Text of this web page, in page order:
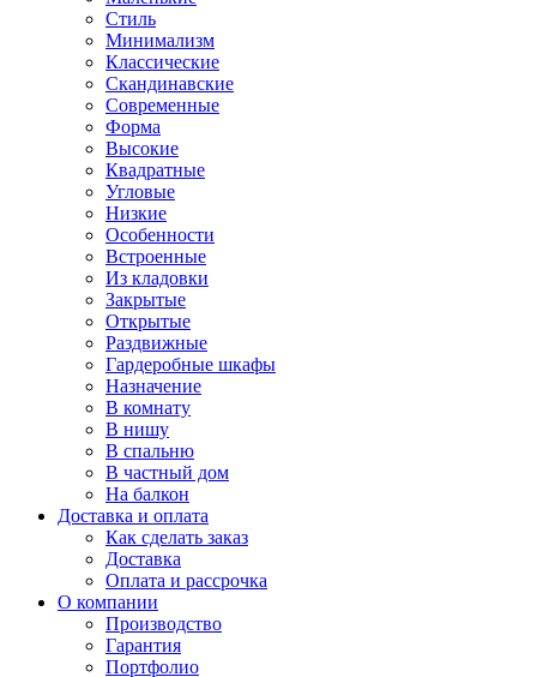
Стиль
Минимализм
Классические
Скандинавские
Современные
Форма
Высокие
Квадратные
Угловые
Низкие
Особенности
Встроенные
Из кладовки
Закрытые
Открытые
Раздвижные
Гардеробные шкафы
Назначение
В комнату
В нишу
В спальню
В частный дом
На балкон
Доставка и оплата
Как сделать заказ
Доставка
Оплата и рассрочка
О компании
Производство
Гарантия
Портфолио